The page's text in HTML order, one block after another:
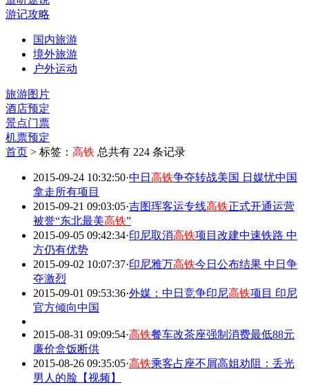
游记攻略
国内旅游
境外旅游
户外运动
旅游图片
酒店预定
景点门票
机票预定
首页 > 标签： 高铁 总共有 224 条记录
2015-09-24 10:32:50·中日 高铁争夺转战美国 日媒忧中国
拿走所有项目
2015-09-21 09:03:05·吉图珲客运专线高铁正式开通运营
被誉“东北最美高铁”
2015-09-05 09:42:34·印尼取消高铁项目改建中速铁路 中
方仍有优势
2015-09-02 10:07:37·印尼雅万高铁今日公布结果 中日争
夺激烈
2015-09-01 09:53:36·外媒：中日竞争印尼高铁项目 印尼
官方倾向中国
2015-08-31 09:09:54·高铁餐车改茶座强制消费最低88元
廉价盒饭断供
2015-08-26 09:35:05·高铁乘客占座不屑高姐劝阻：丢光
男人的脸【视频】